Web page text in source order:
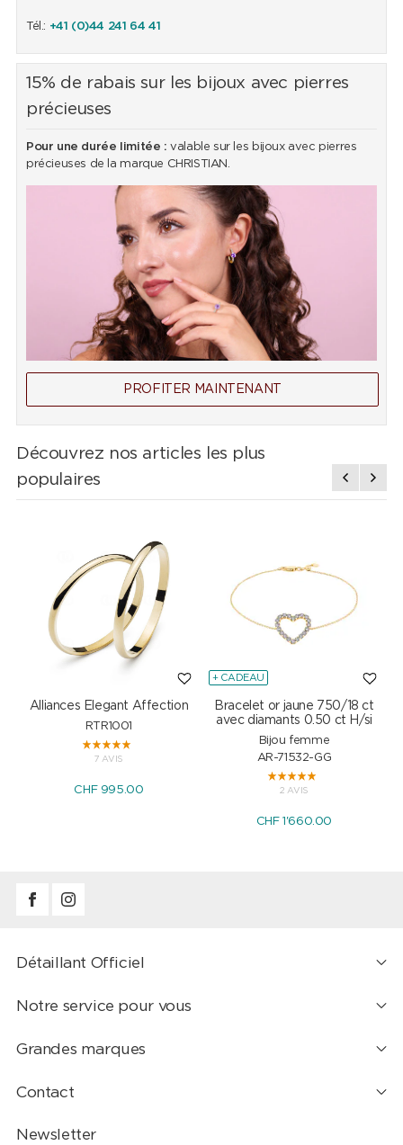
Tél.: +41 (0)44 241 64 41
15% de rabais sur les bijoux avec pierres
précieuses
Pour une durée limitée : valable sur les bijoux avec pierres
précieuses de la marque CHRISTIAN.
PROFITER MAINTENANT
Découvrez nos articles les plus
populaires
Alliances Elegant Affection
RTR1001
7 AVIS
CHF 995.00
+ CADEAU
Bracelet or jaune 750/18 ct
avec diamants 0.50 ct H/si
Bijou femme
AR-71532-GG
2 AVIS
CHF 1'660.00
Détaillant Officiel
Notre service pour vous
Grandes marques
Contact
Newsletter